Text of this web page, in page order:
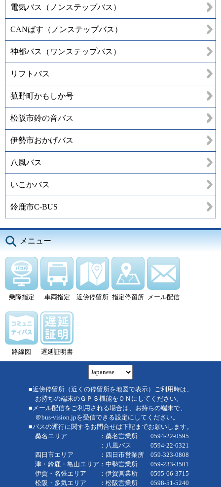
電気バス（ノンステップバス）
CANばす（ノンステップバス）
神都バス（ワンステップバス）
リフトバス
菰野町かもしか号
松阪市鈴の音バス
伊勢市おかげバス
八風バス
いこかバス
鈴鹿市C-BUS
メニュー
乗降指定 車両指定 近傍停留所 指定停留所 メール配信
路線図 遅延証明書
■近傍停留所（近くの停留所を地図で表示）ご利用時は、
お持ちの端末のＧＰＳ機能をＯＮにしてください。
■メール配信をご利用される場合は、お持ちの端末で、
＠bus-vision.jpを受信できる設定にしてください。
■バスの運行に関するお問合せは下記までお願いします。
桑名エリア ：桑名営業所 0594-22-0595
：八風バス 0594-22-6321
四日市エリア ：四日市営業所 059-323-0808
津・鈴鹿・亀山エリア：中勢営業所 059-233-3501
伊賀・名張エリア ：伊賀営業所 0595-66-3715
松阪・多気エリア ：松阪営業所 0598-51-5240